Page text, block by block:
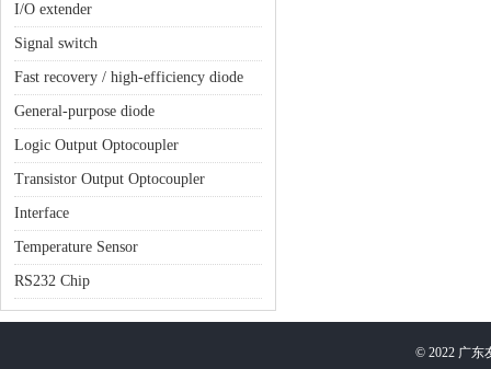
I/O extender
Signal switch
Fast recovery / high-efficiency diode
General-purpose diode
Logic Output Optocoupler
Transistor Output Optocoupler
Interface
Temperature Sensor
RS232 Chip
© 2022 广东